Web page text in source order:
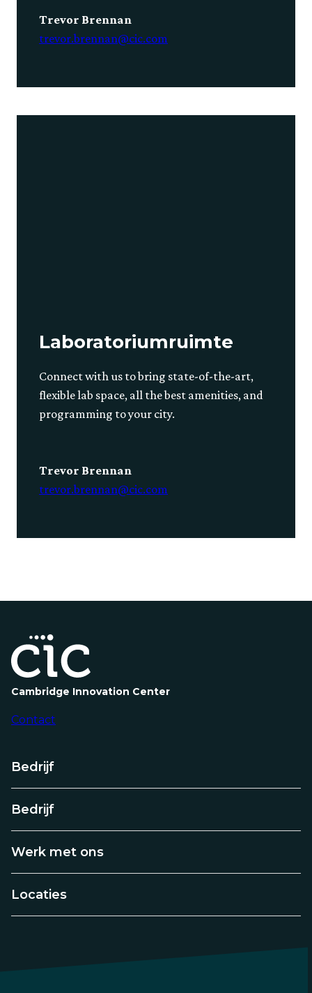
Trevor Brennan
trevor.brennan@cic.com
Laboratoriumruimte
Connect with us to bring state-of-the-art,
flexible lab space, all the best amenities, and
programming to your city.
Trevor Brennan
trevor.brennan@cic.com
Cambridge Innovation Center
Contact
Bedrijf
Bedrijf
Werk met ons
Locaties